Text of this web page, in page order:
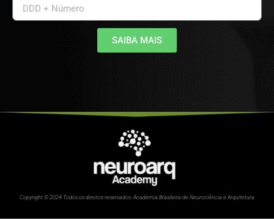
SAIBA MAIS
Copyright © 2024 Todos os direitos reservados. Academia Brasileira de Neurociência e Arquitetura